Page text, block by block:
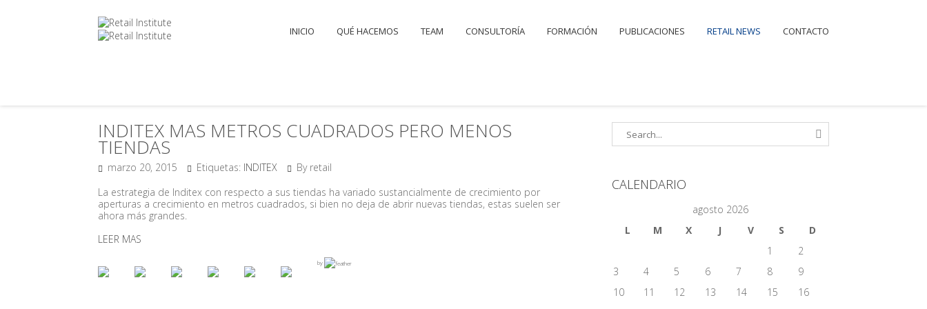
INICIO QUÉ HACEMOS TEAM CONSULTORÍA FORMACIÓN PUBLICACIONES RETAIL NEWS CONTACTO
INDITEX MAS METROS CUADRADOS PERO MENOS
TIENDAS
marzo 20, 2015 Etiquetas: INDITEX
By retail
La estrategia de Inditex con respecto a sus tiendas ha variado sustancialmente de crecimiento por
aperturas a crecimiento en metros cuadrados, si bien no deja de abrir nuevas tiendas, estas suelen ser
ahora más grandes.
LEER MAS
by
CALENDARIO
agosto 2026
L
M X J V S
D
1
2
3
4 5 6 7 8
9
10
11 12 13 14 15
16